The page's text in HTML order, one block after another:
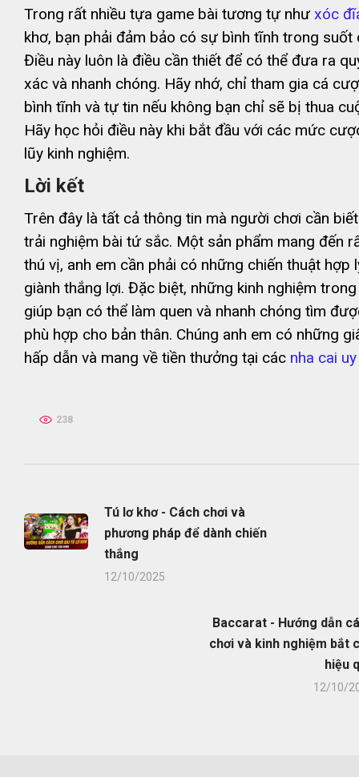
Trong rất nhiều tựa game bài tương tự như xóc
khơ, bạn phải đảm bảo có sự bình tĩnh trong suốt
Điều này luôn là điều cần thiết để có thể đưa ra
xác và nhanh chóng. Hãy nhớ, chỉ tham gia cá
bình tĩnh và tự tin nếu không bạn chỉ sẽ bị thua
Hãy học hỏi điều này khi bắt đầu với các mức
lũy kinh nghiệm.
Lời kết
Trên đây là tất cả thông tin mà người chơi cần
trải nghiệm bài tứ sắc. Một sản phẩm mang đến
thú vị, anh em cần phải có những chiến thuật hợp
giành thắng lợi. Đặc biệt, những kinh nghiệm
giúp bạn có thể làm quen và nhanh chóng tìm
phù hợp cho bản thân. Chúng anh em có những
hấp dẫn và mang về tiền thưởng tại các nha cai
238
Tú lơ khơ - Cách chơi và
phương pháp để dành chiến
thắng
12/10/2025
Baccarat - Hướng dẫn
chơi và kinh nghiệm bắt
hiệu
12/10/